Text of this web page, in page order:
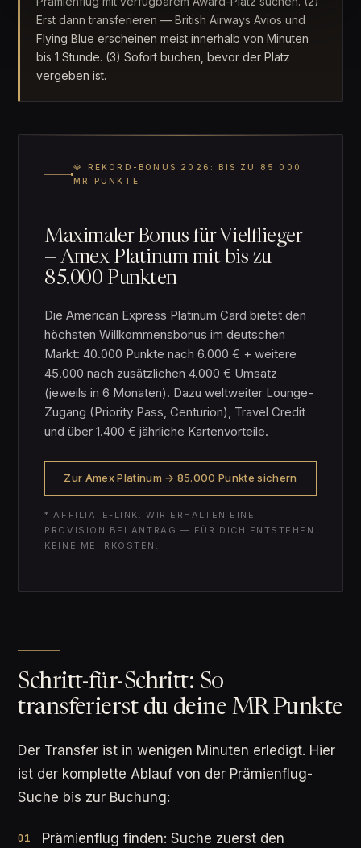
Erst dann transferieren — British Airways Avios und
Flying Blue erscheinen meist innerhalb von Minuten
bis 1 Stunde. (3) Sofort buchen, bevor der Platz
vergeben ist.
💎 REKORD-BONUS 2026: BIS ZU 85.000
MR PUNKTE
Maximaler Bonus für Vielflieger
— Amex Platinum mit bis zu
85.000 Punkten
Die American Express Platinum Card bietet den
höchsten Willkommensbonus im deutschen
Markt: 40.000 Punkte nach 6.000 € + weitere
45.000 nach zusätzlichen 4.000 € Umsatz
(jeweils in 6 Monaten). Dazu weltweiter Lounge-
Zugang (Priority Pass, Centurion), Travel Credit
und über 1.400 € jährliche Kartenvorteile.
Zur Amex Platinum → 85.000 Punkte sichern
* AFFILIATE-LINK. WIR ERHALTEN EINE
PROVISION BEI ANTRAG — FÜR DICH ENTSTEHEN
KEINE MEHRKOSTEN.
Schritt-für-Schritt: So
transferierst du deine MR Punkte
Der Transfer ist in wenigen Minuten erledigt. Hier
ist der komplette Ablauf von der Prämienflug-
Suche bis zur Buchung:
Prämienflug finden: Suche zuerst den